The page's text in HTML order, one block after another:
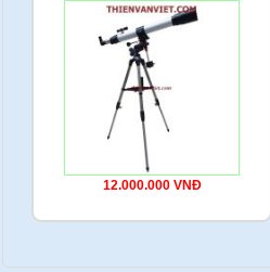
12.000.000 VNĐ